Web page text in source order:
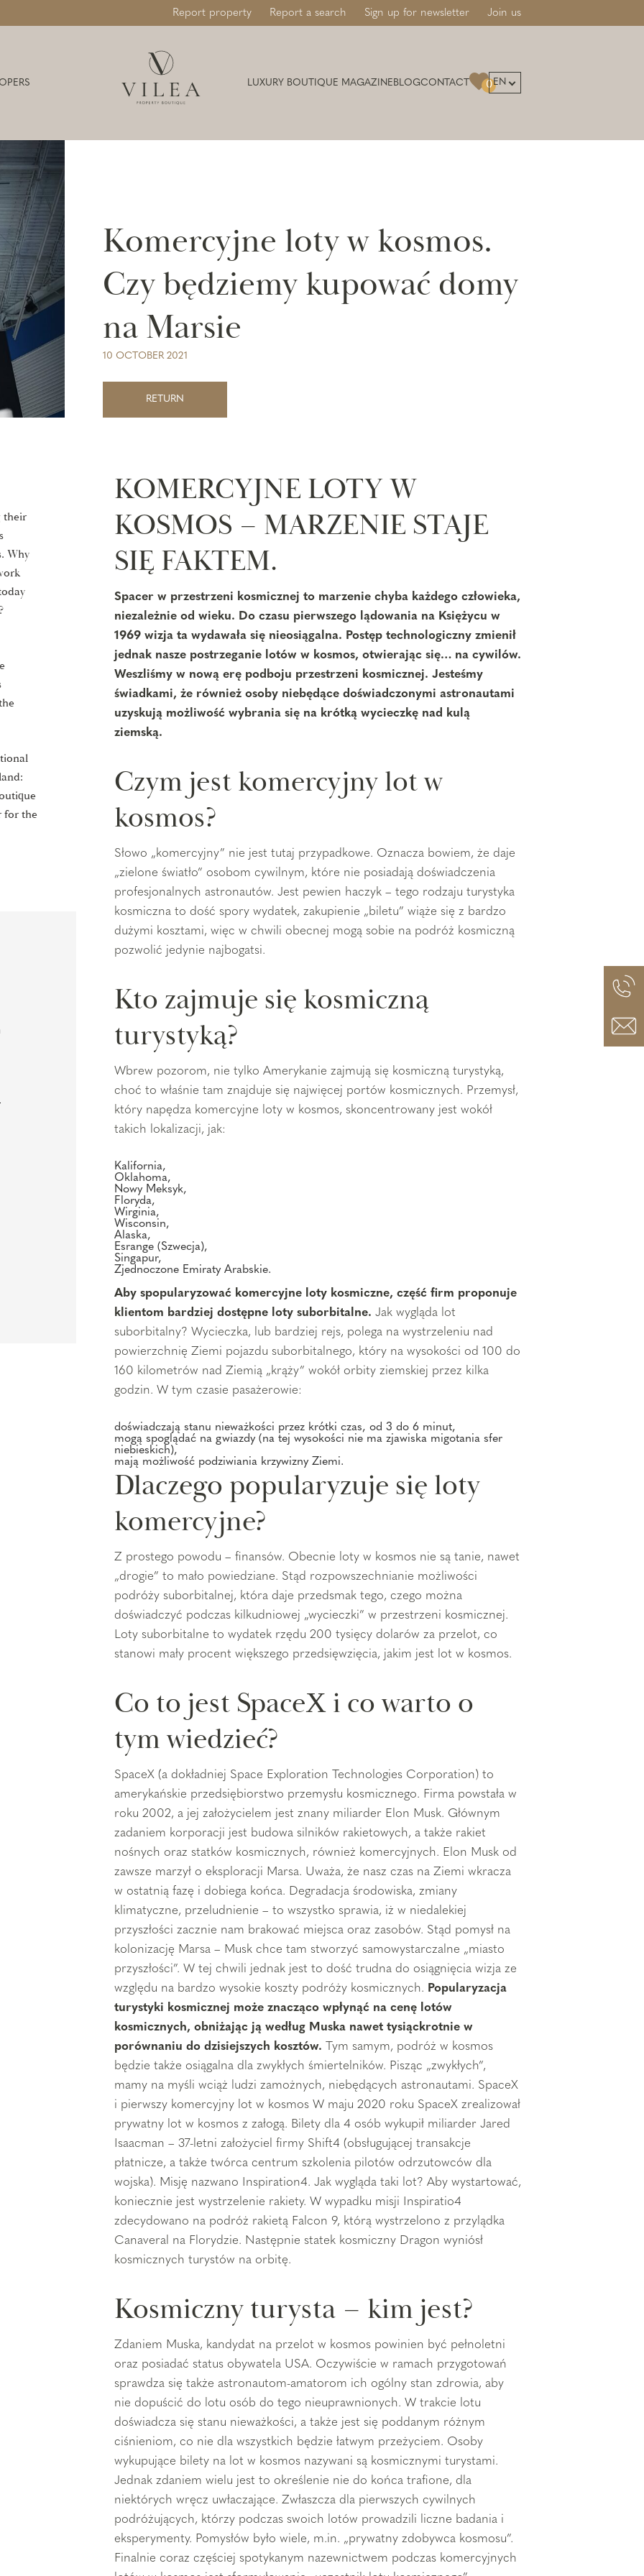
Report property Report a search Sign up for newsletter Join us
LUXURY BOUTIQUE MAGAZINE BLOGCONTACT 0EN
Komercyjne loty w kosmos.
Czy będziemy kupować domy
na Marsie
10 OCTOBER 2021
RETURN
their
Why
for the
KOMERCYJNE LOTY W
KOSMOS – MARZENIE STAJE
SIĘ FAKTEM.
Spacer w przestrzeni kosmicznej to marzenie chyba każdego człowieka,
niezależnie od wieku. Do czasu pierwszego lądowania na Księżycu w
1969 wizja ta wydawała się nieosiągalna. Postęp technologiczny zmienił
jednak nasze postrzeganie lotów w kosmos, otwierając się… na cywilów.
Weszliśmy w nową erę podboju przestrzeni kosmicznej. Jesteśmy
świadkami, że również osoby niebędące doświadczonymi astronautami
uzyskują możliwość wybrania się na krótką wycieczkę nad kulą
ziemską.
Czym jest komercyjny lot w
kosmos?
Słowo „komercyjny” nie jest tutaj przypadkowe. Oznacza bowiem, że daje
„zielone światło” osobom cywilnym, które nie posiadają doświadczenia
profesjonalnych astronautów. Jest pewien haczyk – tego rodzaju turystyka
kosmiczna to dość spory wydatek, zakupienie „biletu” wiąże się z bardzo
dużymi kosztami, więc w chwili obecnej mogą sobie na podróż kosmiczną
pozwolić jedynie najbogatsi.
Kto zajmuje się kosmiczną
turystyką?
Wbrew pozorom, nie tylko Amerykanie zajmują się kosmiczną turystyką,
choć to właśnie tam znajduje się najwięcej portów kosmicznych. Przemysł,
który napędza komercyjne loty w kosmos, skoncentrowany jest wokół
takich lokalizacji, jak:
Kalifornia,
Oklahoma,
Nowy Meksyk,
Floryda,
Wirginia,
Wisconsin,
Alaska,
Esrange (Szwecja),
Singapur,
Zjednoczone Emiraty Arabskie.
Aby spopularyzować komercyjne loty kosmiczne, część firm proponuje
klientom bardziej dostępne loty suborbitalne. Jak wygląda lot
suborbitalny? Wycieczka, lub bardziej rejs, polega na wystrzeleniu nad
powierzchnię Ziemi pojazdu suborbitalnego, który na wysokości od 100 do
160 kilometrów nad Ziemią „krąży” wokół orbity ziemskiej przez kilka
godzin. W tym czasie pasażerowie:
doświadczają stanu nieważkości przez krótki czas, od 3 do 6 minut,
mogą spoglądać na gwiazdy (na tej wysokości nie ma zjawiska migotania sfer
niebieskich),
mają możliwość podziwiania krzywizny Ziemi.
Dlaczego popularyzuje się loty
komercyjne?
Z prostego powodu – finansów. Obecnie loty w kosmos nie są tanie, nawet
„drogie” to mało powiedziane. Stąd rozpowszechnianie możliwości
podróży suborbitalnej, która daje przedsmak tego, czego można
doświadczyć podczas kilkudniowej „wycieczki” w przestrzeni kosmicznej.
Loty suborbitalne to wydatek rzędu 200 tysięcy dolarów za przelot, co
stanowi mały procent większego przedsięwzięcia, jakim jest lot w kosmos.
Co to jest SpaceX i co warto o
tym wiedzieć?
SpaceX (a dokładniej Space Exploration Technologies Corporation) to
amerykańskie przedsiębiorstwo przemysłu kosmicznego. Firma powstała w
roku 2002, a jej założycielem jest znany miliarder Elon Musk. Głównym
zadaniem korporacji jest budowa silników rakietowych, a także rakiet
nośnych oraz statków kosmicznych, również komercyjnych. Elon Musk od
zawsze marzył o eksploracji Marsa. Uważa, że nasz czas na Ziemi wkracza
w ostatnią fazę i dobiega końca. Degradacja środowiska, zmiany
klimatyczne, przeludnienie – to wszystko sprawia, iż w niedalekiej
przyszłości zacznie nam brakować miejsca oraz zasobów. Stąd pomysł na
kolonizację Marsa – Musk chce tam stworzyć samowystarczalne „miasto
przyszłości”. W tej chwili jednak jest to dość trudna do osiągnięcia wizja ze
względu na bardzo wysokie koszty podróży kosmicznych. Popularyzacja
turystyki kosmicznej może znacząco wpłynąć na cenę lotów
kosmicznych, obniżając ją według Muska nawet tysiąckrotnie w
porównaniu do dzisiejszych kosztów. Tym samym, podróż w kosmos
będzie także osiągalna dla zwykłych śmiertelników. Pisząc „zwykłych”,
mamy na myśli wciąż ludzi zamożnych, niebędących astronautami. SpaceX
i pierwszy komercyjny lot w kosmos W maju 2020 roku SpaceX zrealizował
prywatny lot w kosmos z załogą. Bilety dla 4 osób wykupił miliarder Jared
Isaacman – 37-letni założyciel firmy Shift4 (obsługującej transakcje
płatnicze, a także twórca centrum szkolenia pilotów odrzutowców dla
wojska). Misję nazwano Inspiration4. Jak wygląda taki lot? Aby wystartować,
koniecznie jest wystrzelenie rakiety. W wypadku misji Inspiratio4
zdecydowano na podróż rakietą Falcon 9, którą wystrzelono z przylądka
Canaveral na Florydzie. Następnie statek kosmiczny Dragon wyniósł
kosmicznych turystów na orbitę.
Kosmiczny turysta – kim jest?
Zdaniem Muska, kandydat na przelot w kosmos powinien być pełnoletni
oraz posiadać status obywatela USA. Oczywiście w ramach przygotowań
sprawdza się także astronautom-amatorom ich ogólny stan zdrowia, aby
nie dopuścić do lotu osób do tego nieuprawnionych. W trakcie lotu
doświadcza się stanu nieważkości, a także jest się poddanym różnym
ciśnieniom, co nie dla wszystkich będzie łatwym przeżyciem. Osoby
wykupujące bilety na lot w kosmos nazywani są kosmicznymi turystami.
Jednak zdaniem wielu jest to określenie nie do końca trafione, dla
niektórych wręcz uwłaczające. Zwłaszcza dla pierwszych cywilnych
podróżujących, którzy podczas swoich lotów prowadzili liczne badania i
eksperymenty. Pomysłów było wiele, m.in. „prywatny zdobywca kosmosu”.
Finalnie coraz częściej spotykanym nazewnictwem podczas komercyjnych